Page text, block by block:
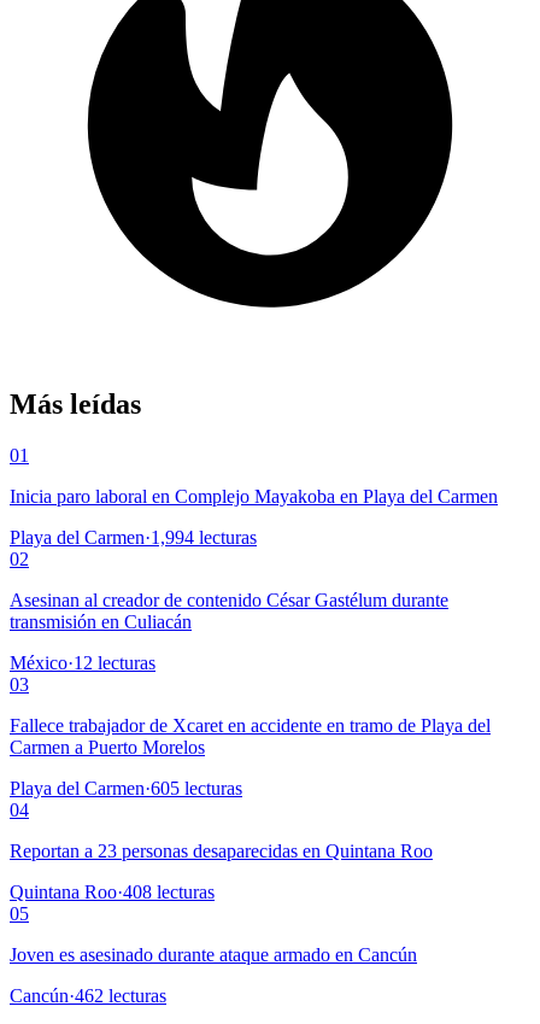
Más leídas
01
Inicia paro laboral en Complejo Mayakoba en Playa del Carmen
Playa del Carmen·1,994 lecturas
02
Asesinan al creador de contenido César Gastélum durante
transmisión en Culiacán
México·12 lecturas
03
Fallece trabajador de Xcaret en accidente en tramo de Playa del
Carmen a Puerto Morelos
Playa del Carmen·605 lecturas
04
Reportan a 23 personas desaparecidas en Quintana Roo
Quintana Roo·408 lecturas
05
Joven es asesinado durante ataque armado en Cancún
Cancún·462 lecturas